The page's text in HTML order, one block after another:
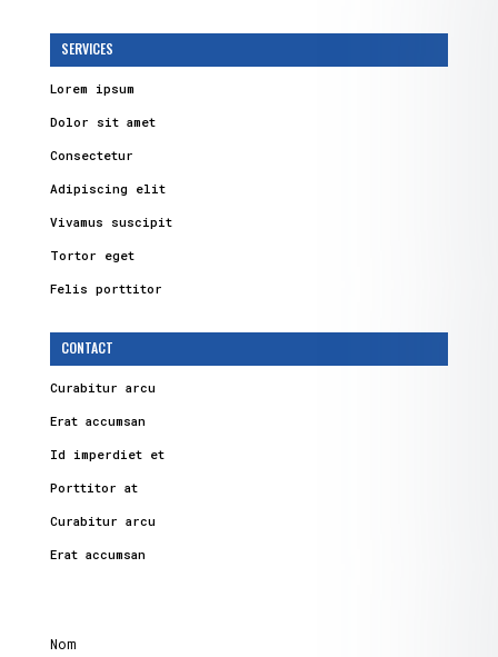
SERVICES
Lorem ipsum
Dolor sit amet
Consectetur
Adipiscing elit
Vivamus suscipit
Tortor eget
Felis porttitor
CONTACT
Curabitur arcu
Erat accumsan
Id imperdiet et
Porttitor at
Curabitur arcu
Erat accumsan